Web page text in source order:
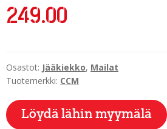
249.00
Osastot: Jääkiekko, Mailat
Tuotemerkki: CCM
Löydä lähin myymälä